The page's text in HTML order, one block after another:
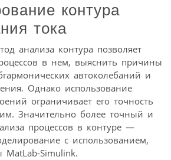
контура
тока
анализа контура позволяет
в нем, выяснить причины
автоколебаний и
Однако использование
ограничивает его точность
Значительно более точный и
процессов в контуре —
с использованием,
MatLab-Simulink.